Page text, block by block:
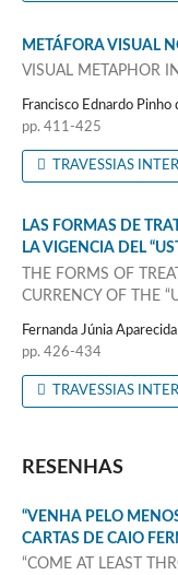
METÁFORA VISUAL
VISUAL METAPHOR
Francisco Ednardo Pinho
pp. 411-425
TRAVESSIAS
LAS FORMAS DE
LA VIGENCIA DEL
THE FORMS OF
CURRENCY OF THE
Fernanda Júnia
pp. 426-434
TRAVESSIAS
RESENHAS
“VENHA PELO
CARTAS DE CAIO
“COME AT LEAST